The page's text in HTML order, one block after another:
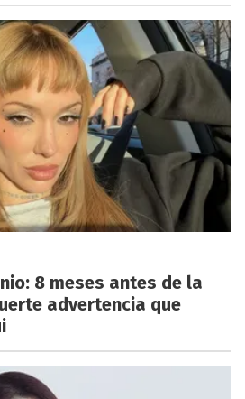
8 meses antes de la
advertencia que